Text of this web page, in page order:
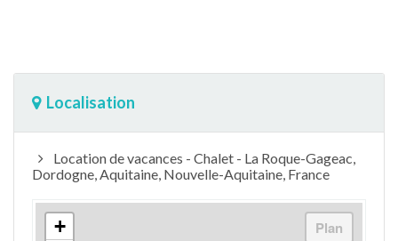
Localisation
Location de vacances - Chalet - La Roque-Gageac,
Dordogne, Aquitaine, Nouvelle-Aquitaine, France
+